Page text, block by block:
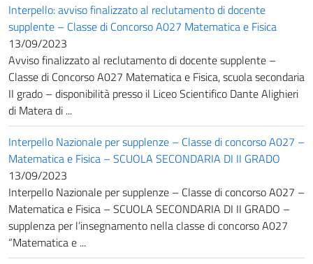
Interpello: avviso finalizzato al reclutamento di docente
supplente – Classe di Concorso A027 Matematica e Fisica
13/09/2023
Avviso finalizzato al reclutamento di docente supplente –
Classe di Concorso A027 Matematica e Fisica, scuola secondaria
II grado – disponibilità presso il Liceo Scientifico Dante Alighieri
di Matera di ...
Interpello Nazionale per supplenze – Classe di concorso A027 –
Matematica e Fisica – SCUOLA SECONDARIA DI II GRADO
13/09/2023
Interpello Nazionale per supplenze – Classe di concorso A027 –
Matematica e Fisica – SCUOLA SECONDARIA DI II GRADO –
supplenza per l’insegnamento nella classe di concorso A027
“Matematica e ...